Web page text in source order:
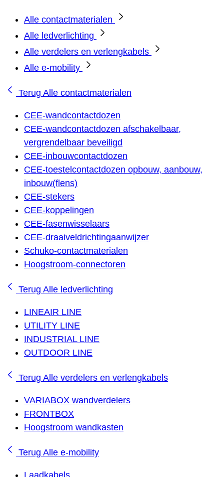
Alle contactmaterialen
Alle ledverlichting
Alle verdelers en verlengkabels
Alle e-mobility
Terug Alle contactmaterialen
CEE-wandcontactdozen
CEE-wandcontactdozen afschakelbaar,
vergrendelbaar beveiligd
CEE-inbouwcontactdozen
CEE-toestelcontactdozen opbouw, aanbouw,
inbouw(flens)
CEE-stekers
CEE-koppelingen
CEE-fasenwisselaars
CEE-draaiveldrichtingaanwijzer
Schuko-contactmaterialen
Hoogstroom-connectoren
Terug Alle ledverlichting
LINEAIR LINE
UTILITY LINE
INDUSTRIAL LINE
OUTDOOR LINE
Terug Alle verdelers en verlengkabels
VARIABOX wandverdelers
FRONTBOX
Hoogstroom wandkasten
Terug Alle e-mobility
Laadkabels